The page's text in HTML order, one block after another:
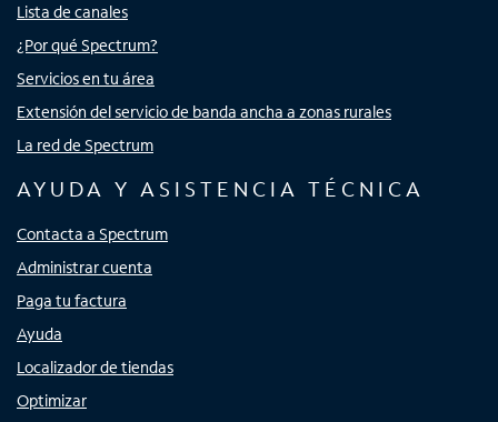
Lista de canales
¿Por qué Spectrum?
Servicios en tu área
Extensión del servicio de banda ancha a zonas rurales
La red de Spectrum
AYUDA Y ASISTENCIA TÉCNICA
Contacta a Spectrum
Administrar cuenta
Paga tu factura
Ayuda
Localizador de tiendas
Optimizar